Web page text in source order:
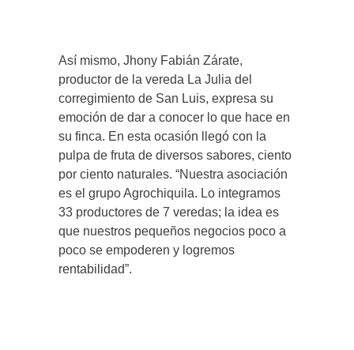
Así mismo, Jhony Fabián Zárate,
productor de la vereda La Julia del
corregimiento de San Luis, expresa su
emoción de dar a conocer lo que hace en
su finca. En esta ocasión llegó con la
pulpa de fruta de diversos sabores, ciento
por ciento naturales. “Nuestra asociación
es el grupo Agrochiquila. Lo integramos
33 productores de 7 veredas; la idea es
que nuestros pequeños negocios poco a
poco se empoderen y logremos
rentabilidad”.